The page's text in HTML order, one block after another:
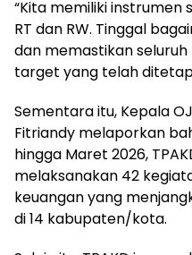
“Kita memiliki instrumen
RT dan RW. Tinggal
dan memastikan
target yang telah
Sementara itu, Kepala
Fitriandy melaporkan
hingga Maret 2026,
melaksanakan 42
keuangan yang
di 14 kabupaten/kota.